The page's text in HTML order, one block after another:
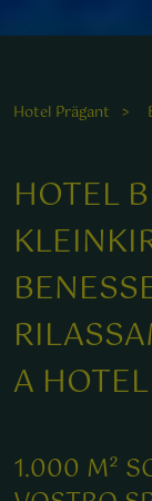
Hotel Prägant
HOTEL
A
1.000 M²